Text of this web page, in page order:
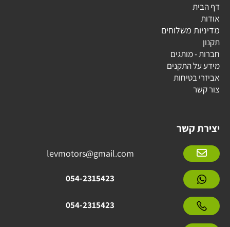
דף הבית
אודות
מדיניות משלוחים
תקנון
חברות - מותגים
מידע על התקנים
אביזרי בטיחות
צור קשר
יצירת קשר
levmotors@gmail.com
054-2315423
054-2315423